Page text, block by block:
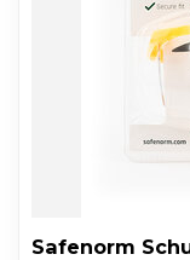
Safenorm